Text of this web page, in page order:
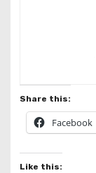
Share this:
Facebook
Like this: